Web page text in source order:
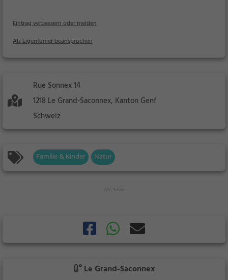
Eintrag verbessern oder melden
Als Eigentümer beanspruchen
Rue Sonnex 14
1218 Le Grand-Saconnex, Kanton Genf
Schweiz
Familie & Kinder Natur
Le Grand-Saconnex